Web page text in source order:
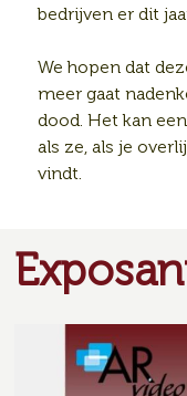
bedrijven er dit
We hopen dat
meer gaat
dood. Het kan
als ze, als je
vindt.